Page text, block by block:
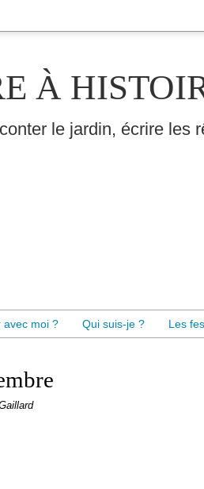
À
le jardin, écrire les
avec moi ? Qui suis-je ? Les